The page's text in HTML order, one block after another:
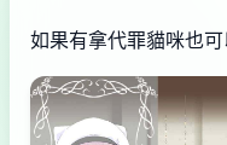
如果有拿代罪貓咪也